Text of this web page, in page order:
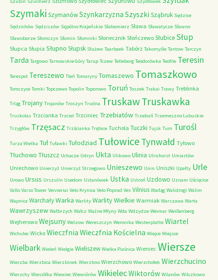
Szymaki SzymanówSzynkarzyzna Szyszki Sząbruk Sędzice
Sędzichów Sędziszów Sępólno Krajeńskie Słabomierz Sława Sławatycze Sławno
Sławoborze Słomczyn Słomin Słomniki Słonecznik Słończewo Słubice Słup
Słupca Słupia Słupno Słupsk Służew Taarbaek Tabórz Takomyśle Tantow Tarczyn
Tarda Targowo Tarnowskie Góry Tarup Tczew Telleborg Teodorówka Teofile Teresin
Terespol Tereszewo Tleń Tomaryny Tomaszewo Tomaszkowo
Tomczyce Tomki Topczewo Topolin Toporowo Toruń Toszek Trakai Trawy Treblinka
Trląg Trojany Trojanów Troszyn Trudna TruskawTruskawka
Truskolas Trzcianka Trzciel Trzciniec Trzebiatów Trzebuń Trzemeszno Lubuskie
Trzygłów Trzęsacz Trzścianka Trębice Tuchola Tuczki Tujsk Tum Turośl
Turza Wielka Tuł Tuławki Tułodziad Tułowice Tynwałd Tyłowo
Tłuchowo Tłuszcz Uchacze Udryn Ukta Ulikowo Ulinia Ulrichorst Umiastów
Uniechowo Unierzyż Unierzyż Strzegowo Unieszewo Unin Uniszki Upałty Urle
Urowo Ursus Urszulin Usedom Ustanówek Ustka Ustroń Uzdowo Uznam Uścięcice
Vallo Varso Tower Veivieriai Velo Krynica Velo Poprad Ves Vilnius Wadąg Walidrogi Walim
Wapnica WarchałyWarka Warlity Warlity Wielkie Warmiak Warszawa Warta
Wawrzyszew Wałbrzych Wałcz Ważne Młyny Wda Wdzydze Weimar Weißenberg
Wejherowo Wejsuny Welzow Wereszczyn Weronika Westerplatte Wiartel
Wichulec Wicko Wieczfnia Wieczfnia Kościelna Wiejce Wiejsce
Wielbark Wieleń Wielgie Wieliszew Wielka Piaśnica Wieniec Wiersze
Wierzba Wierzbica Wierzbinek Wierzbno Wierzchowo Wierzchołek Wierzchucino
Wierzchy Wiesiółka Wiewiec Wiewiórów WikielecWiktorów Wilanów Wilczkowo